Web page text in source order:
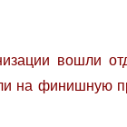
вошли
на финишную